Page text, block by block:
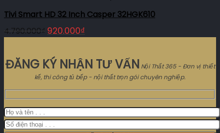
Tivi Smart HD 32 Inch Casper 32HGK610
4.790.000₫ Giá
là:
4.790.000₫.
920.000₫
là:
920.000₫.
ĐĂNG KÝ NHẬN TƯ VẤN Nội Thất 365 - Đơn vị thiết
kế, thi công tủ bếp - nội thất trọn gói chuyên nghiệp.